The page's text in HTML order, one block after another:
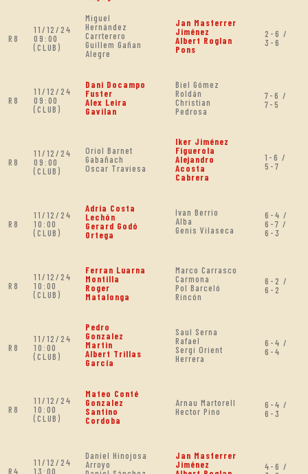
R8
11/12/24
09:00
(CLUB)
Miguel
Hernández
Carrterero
Guillem Gañan
Alegre
Jan Masferrer
Jiménez
Albert Roglan
Pons
2-6 /
3-6
R8
11/12/24
09:00
(CLUB)
Dani Docampo
Fuster
Alex Leira
Gavilan
Biel Gómez
Roldán
Christian
Pedrosa
7-6 /
7-5
R8
11/12/24
09:00
(CLUB)
Oriol Barnet
Gabañach
Oscar Traviesa
Iker Jiménez
Figuerola
Alejandro
Acosta
Cabrera
1-6 /
5-7
R8
11/12/24
10:00
(CLUB)
Adria Costa
Lechón
Gerard Godó
Ortega
Ivan Berrio
Alba
Genis Vilaseca
6-4 /
6-7 /
6-3
R8
11/12/24
10:00
(CLUB)
Ferran Luarna
Montilla
Roger
Matalonga
Marco Carrasco
Carmona
Pol Barceló
Rincón
6-2 /
6-2
R8
11/12/24
10:00
(CLUB)
Pedro
Gonzalez
Martin
Albert Trillas
García
Saul Serna
Rafael
Sergi Orient
Herrera
6-4 /
6-4
R8
11/12/24
10:00
(CLUB)
Mateo Conté
Gonzalez
Santino
Cordoba
Arnau Martorell
Hector Pino
6-4 /
6-3
R4
11/12/24
13:00
Daniel Hinojosa
Arroyo
Jan Masferrer
Jiménez
4-6 /